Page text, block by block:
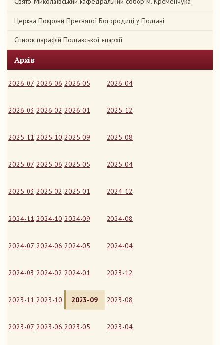
Церква Покрови Пресвятої Богородиці у Полтаві
Список парафій Полтавської єпархії
Архів
2026-07 2026-06 2026-05 2026-04
2026-03 2026-02 2026-01 2025-12
2025-11 2025-10 2025-09 2025-08
2025-07 2025-06 2025-05 2025-04
2025-03 2025-02 2025-01 2024-12
2024-11 2024-10 2024-09 2024-08
2024-07 2024-06 2024-05 2024-04
2024-03 2024-02 2024-01 2023-12
2023-11 2023-10 2023-09 2023-08
2023-07 2023-06 2023-05 2023-04